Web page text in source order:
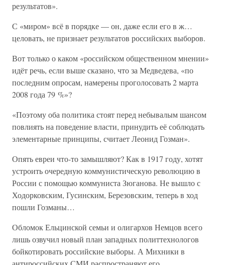
результатов».
С «миром» всё в порядке — он, даже если его в ж…
целовать, не признает результатов российских выборов.
Вот только о каком «российском общественном мнении»
идёт речь, если выше сказано, что за Медведева, «по
последним опросам, намерены проголосовать 2 марта
2008 года 79 %»?
«Поэтому оба политика стоят перед небывалым шансом
повлиять на поведение власти, принудить её соблюдать
элементарные принципы, считает Леонид Гозман».
Опять евреи что-то замышляют? Как в 1917 году, хотят
устроить очередную коммунистическую революцию в
России с помощью коммуниста Зюганова. Не вышло с
Ходорковским, Гусинским, Березовским, теперь в ход
пошли Гозманы…
Обломок Ельцинской семьи и олигархов Немцов всего
лишь озвучил новый план западных политтехнологов
бойкотировать российские выборы. А Михники в